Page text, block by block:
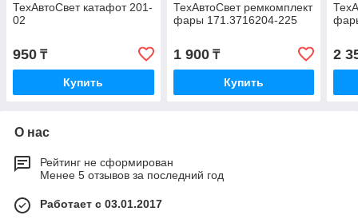
ТехАвтоСвет катафот 201-
02
950 ₸
Купить
ТехАвтоСвет ремкомплект
фары 171.3716204-225
1 900₸
Купить
2
О нас
Рейтинг не сформирован
Менее 5 отзывов за последний год
Работает с 03.01.2017